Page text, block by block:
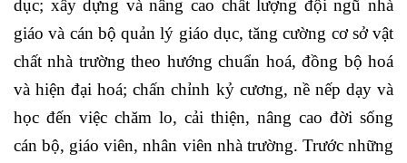
dục; xây dựng và nâng cao chất lượng đội ngũ nhà
giáo và cán bộ quản lý giáo dục, tăng cường cơ sở vật
chất nhà trường theo hướng chuẩn hoá, đồng bộ hoá
và hiện đại hoá; chấn chỉnh kỷ cương, nề nếp dạy và
học đến việc chăm lo, cải thiện, nâng cao đời sống
cán bộ, giáo viên, nhân viên nhà trường. Trước những